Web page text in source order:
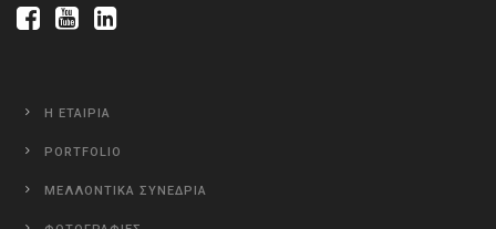
Η ΕΤΑΙΡΙΑ
PORTFOLIO
ΜΕΛΛΟΝΤΙΚΑ ΣΥΝΕΔΡΙΑ